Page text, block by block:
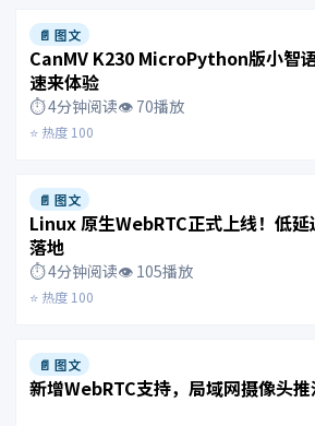
📄 图文
CanMV K230 MicroPython版小智语
速来体验
⏱️ 4分钟阅读👁️ 70播放
⭐ 热度 100
📄 图文
Linux 原生WebRTC正式上线！低
落地
⏱️ 4分钟阅读👁️ 105播放
⭐ 热度 100
📄 图文
新增WebRTC支持，局域网摄像头推